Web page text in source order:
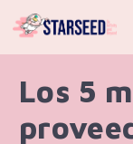
Los 5